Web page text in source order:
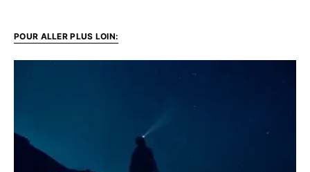
POUR ALLER PLUS LOIN: